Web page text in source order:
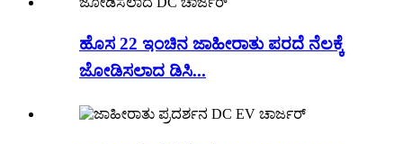
ಹೊಸ 22 ಇಂಚಿನ ಜಾಹೀರಾತು ಪರದೆ ನೆಲಕ್ಕೆ
ಜೋಡಿಸಲಾದ ಡಿಸಿ...